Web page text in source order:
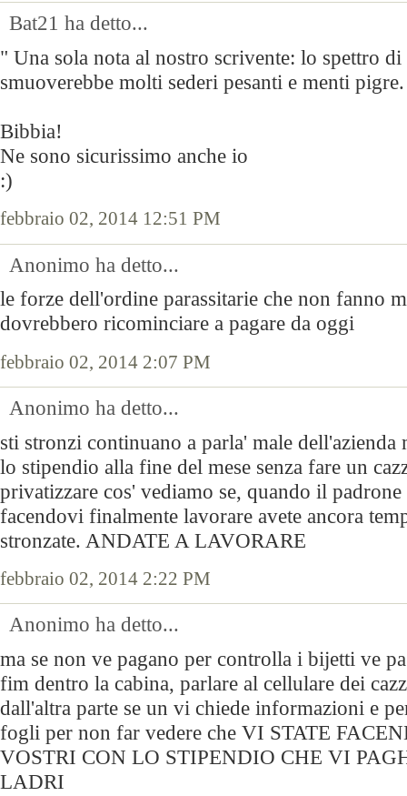
Bat21 ha detto...
" Una sola nota al nostro scrivente: lo spettro
smuoverebbe molti sederi pesanti e menti
Bibbia!
Ne sono sicurissimo anche io
:)
febbraio 02, 2014 12:51 PM
Anonimo ha detto...
le forze dell'ordine parassitarie che non fanno
dovrebbero ricominciare a pagare da oggi
febbraio 02, 2014 2:07 PM
Anonimo ha detto...
sti stronzi continuano a parla' male dell'azienda
lo stipendio alla fine del mese senza fare un
privatizzare cos' vediamo se, quando il
facendovi finalmente lavorare avete ancora
stronzate. ANDATE A LAVORARE
febbraio 02, 2014 2:22 PM
Anonimo ha detto...
ma se non ve pagano per controlla i bijetti ve
fim dentro la cabina, parlare al cellulare dei
dall'altra parte se un vi chiede informazioni e
fogli per non far vedere che VI STATE
VOSTRI CON LO STIPENDIO CHE VI
LADRI